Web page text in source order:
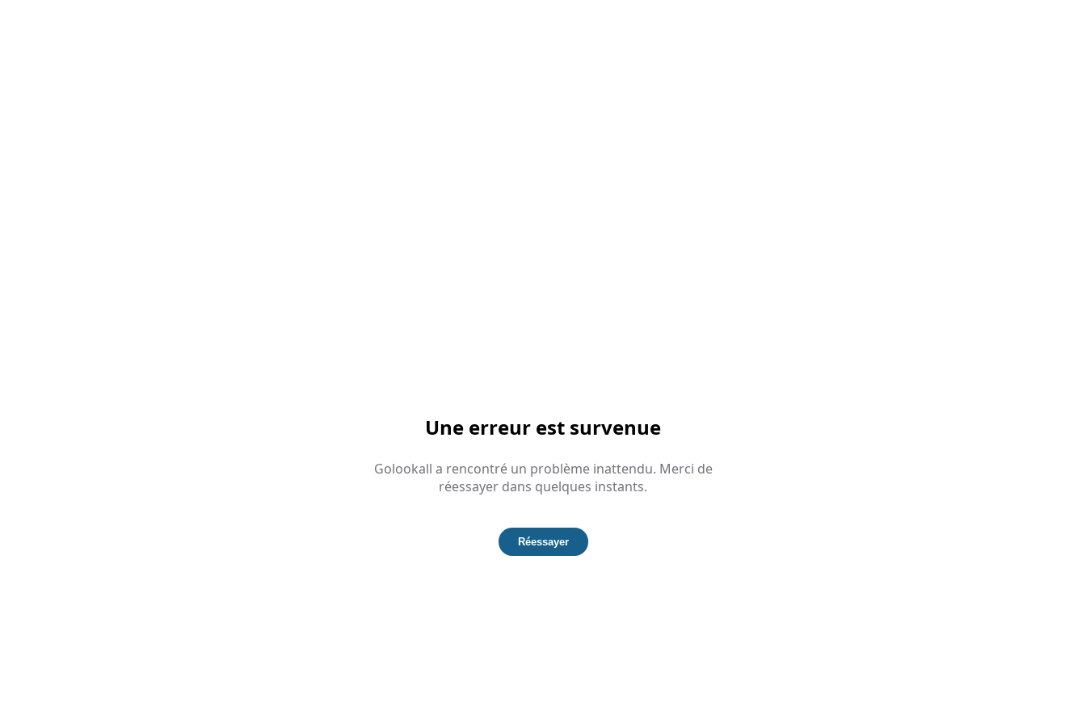
Une erreur est survenue
Golookall a rencontré un problème inattendu. Merci de
réessayer dans quelques instants.
Réessayer